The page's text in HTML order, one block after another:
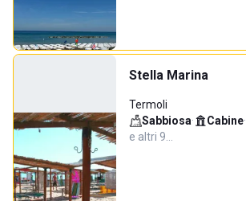
Stella Marina
Termoli
Sabbiosa· Cabine·
e altri 9…